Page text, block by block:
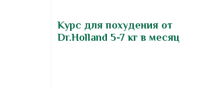
Курс для похудения от
Dr.Holland 5-7 кг в месяц